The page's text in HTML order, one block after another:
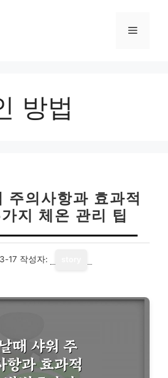
메
방법
주의사항과 효과적
지 체온 관리 팁
17 작성자: